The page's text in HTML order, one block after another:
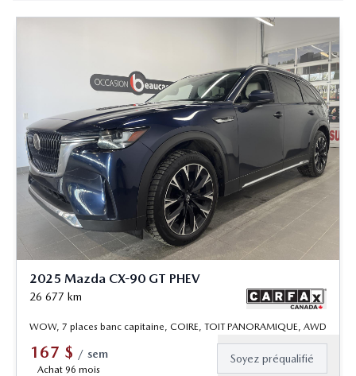
2025 Mazda CX-90 GT PHEV
26 677 km
WOW, 7 places banc capitaine, COIRE, TOIT PANORAMIQUE, AWD
167 $ / sem
Achat 96 mois
Soyez préqualifié